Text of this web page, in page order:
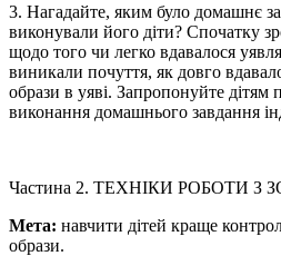
3. Нагадайте, яким було домашнє
виконували його діти? Спочатку
щодо того чи легко вдавалося
виникали почуття, як довго
образи в уяві. Запропонуйте дітям
виконання домашнього завдання
Частина 2. ТЕХНІКИ РОБОТИ
Мета: навчити дітей краще
образи.